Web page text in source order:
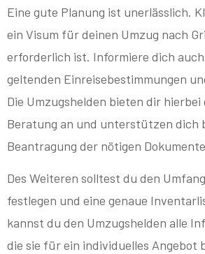
Eine gute Planung ist unerlässlich.
ein Visum für deinen Umzug nach
erforderlich ist. Informiere dich
geltenden Einreisebestimmungen
Die Umzugshelden bieten dir
Beratung an und unterstützen dich
Beantragung der nötigen
Des Weiteren solltest du den
festlegen und eine genaue
kannst du den Umzugshelden alle
die sie für ein individuelles Angebot